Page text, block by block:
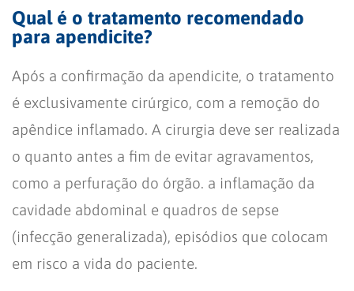
Qual é o tratamento recomendado
para apendicite?
Após a confirmação da apendicite, o tratamento
é exclusivamente cirúrgico, com a remoção do
apêndice inflamado. A cirurgia deve ser realizada
o quanto antes a fim de evitar agravamentos,
como a perfuração do órgão. a inflamação da
cavidade abdominal e quadros de sepse
(infecção generalizada), episódios que colocam
em risco a vida do paciente.